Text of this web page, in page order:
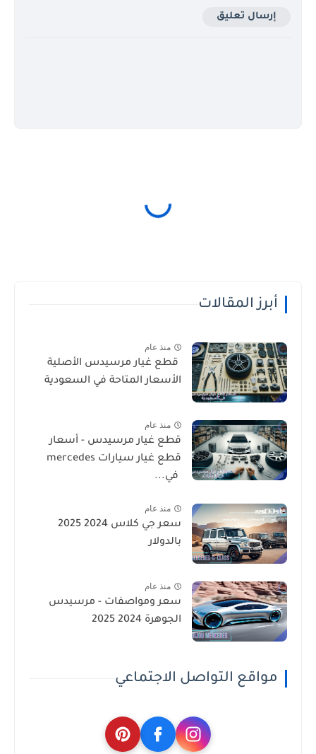
إرسال تعليق
أبرز المقالات
منذ عام
قطع غيار مرسيدس الأصلية
الأسعار المتاحة في السعودية
منذ عام
قطع غيار مرسيدس - أسعار
قطع غيار سيارات mercedes
في...
منذ عام
سعر جي كلاس 2024 2025
بالدولار
منذ عام
سعر ومواصفات - مرسيدس
الجوهرة 2024 2025
مواقع التواصل الاجتماعي